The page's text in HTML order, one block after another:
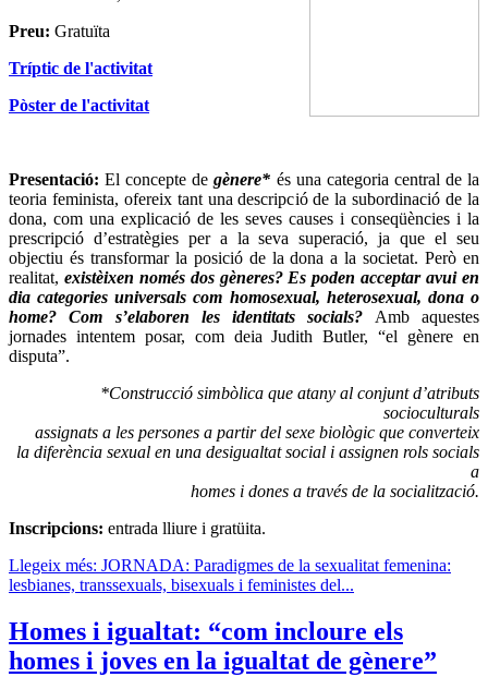
Preu: Gratuïta
Tríptic de l'activitat
Pòster de l'activitat
Presentació: El concepte degènere* és una categoria central de la
teoria feminista, ofereix tant una descripció de la subordinació de la
dona, com una explicació de les seves causes i conseqüències i la
prescripció d’estratègies per a la seva superació, ja que el seu
objectiu és transformar la posició de la dona a la societat. Però en
realitat, existèixen només dos gèneres? Es poden acceptar avui en
dia categories universals com homosexual, heterosexual, dona o
home? Com s’elaboren les identitats socials? Amb aquestes
jornades intentem posar, com deia Judith Butler, “el gènere en
disputa”.
*Construcció simbòlica que atany al conjunt d’atributs
socioculturals
assignats a les persones a partir del sexe biològic que converteix
la diferència sexual en una desigualtat social i assignen rols socials
a
homes i dones a través de la socialització.
Inscripcions: entrada lliure i gratüita.
Llegeix més: JORNADA: Paradigmes de la sexualitat femenina:
lesbianes, transsexuals, bisexuals i feministes del...
Homes i igualtat: “com incloure els
homes i joves en la igualtat de gènere”